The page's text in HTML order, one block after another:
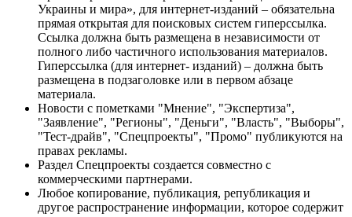
Украины и мира», для интернет-изданий – обязательна
прямая открытая для поисковых систем гиперссылка.
Ссылка должна быть размещена в независимости от
полного либо частичного использования материалов.
Гиперссылка (для интернет- изданий) – должна быть
размещена в подзаголовке или в первом абзаце
материала.
Новости с пометками "Мнение", "Экспертиза",
"Заявление", "Регионы", "Деньги", "Власть", "Выборы",
"Тест-драйв", "Спецпроекты", "Промо" публикуются на
правах рекламы.
Раздел Спецпроекты создается совместно с
коммерческими партнерами.
Любое копирование, публикация, републикация и
другое распространение информации, которое содержит